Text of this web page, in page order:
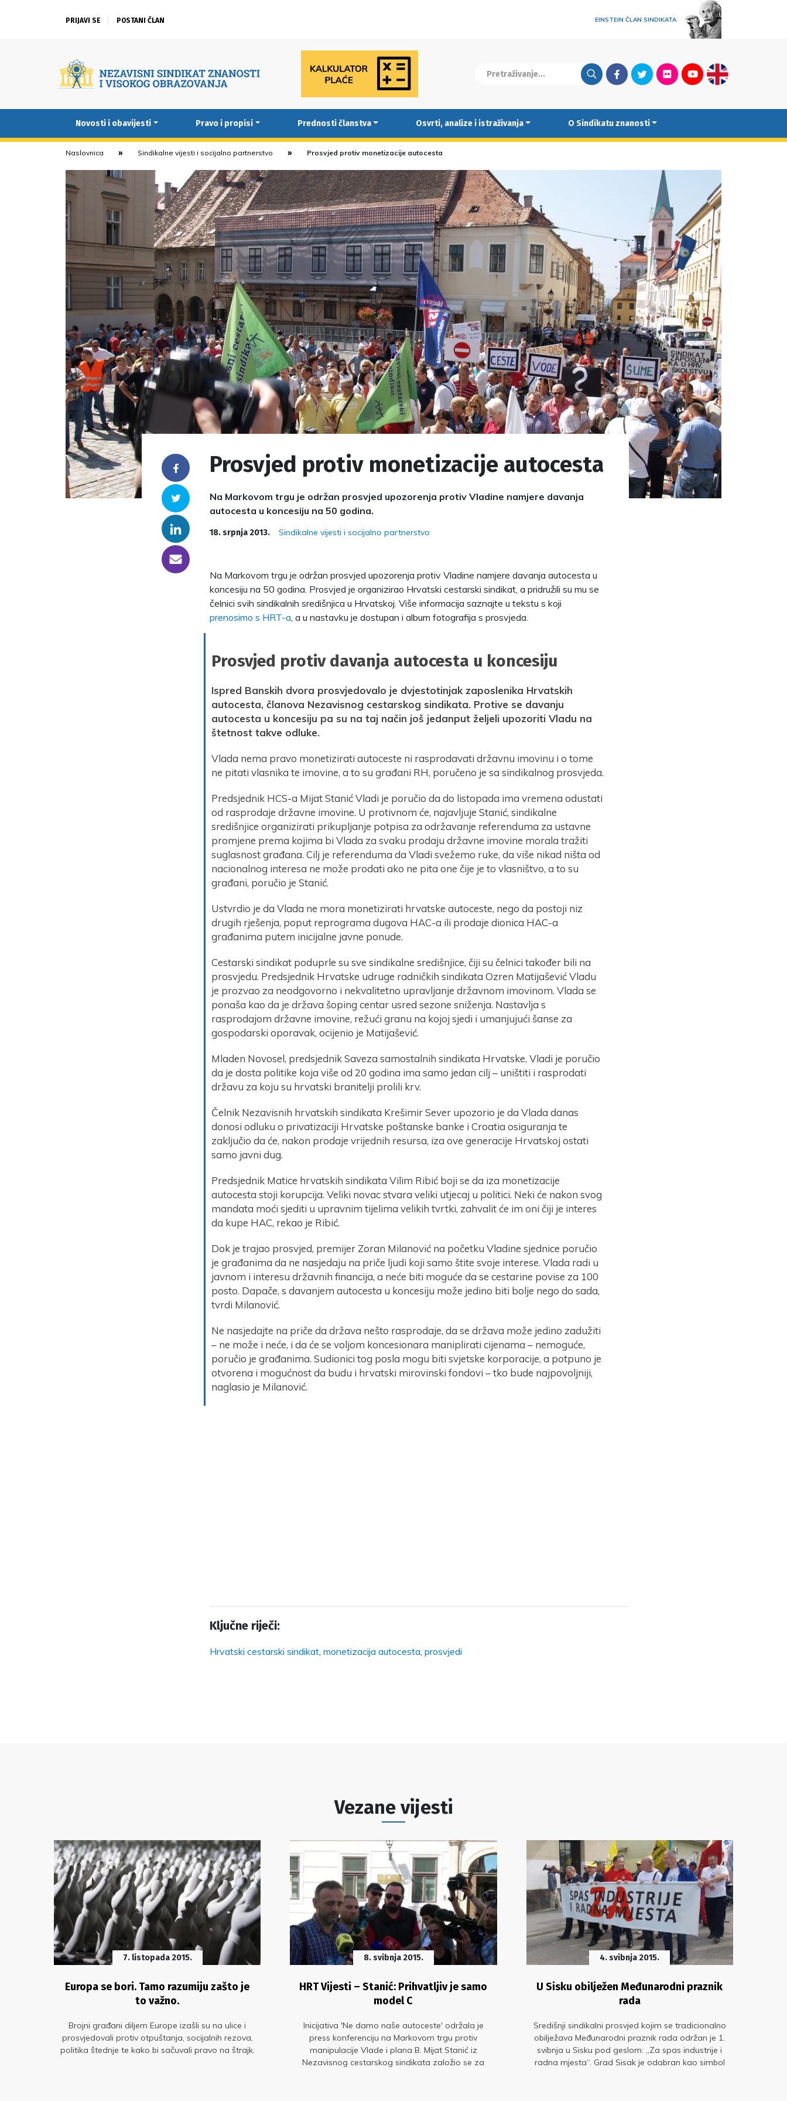
PRIJAVI SE POSTANI ČLAN EINSTEIN ČLAN SINDIKATA
FacebookTwitterFlickrYoutubeEnglish
Novosti i obavijesti Pravo i propisi Prednosti članstva Osvrti, analize i istraživanja O Sindikatu znanosti
Naslovnica Sindikalne vijesti i socijalno partnerstvo Prosvjed protiv monetizacije autocesta
Facebook
Twitter
Linkedin
someone@yoursite.com
Prosvjed protiv monetizacije autocesta
Na Markovom trgu je održan prosvjed upozorenja protiv Vladine namjere davanja
autocesta u koncesiju na 50 godina.
18. srpnja 2013. Sindikalne vijesti i socijalno partnerstvo
Na Markovom trgu je održan prosvjed upozorenja protiv Vladine namjere davanja autocesta u
koncesiju na 50 godina. Prosvjed je organizirao Hrvatski cestarski sindikat, a pridružili su mu se
čelnici svih sindikalnih središnjica u Hrvatskoj. Više informacija saznajte u tekstu s koji
prenosimo s HRT-a, a u nastavku je dostupan i album fotografija s prosvjeda.
Prosvjed protiv davanja autocesta u koncesiju
Ispred Banskih dvora prosvjedovalo je dvjestotinjak zaposlenika Hrvatskih
autocesta, članova Nezavisnog cestarskog sindikata. Protive se davanju
autocesta u koncesiju pa su na taj način još jedanput željeli upozoriti Vladu na
štetnost takve odluke.
Vlada nema pravo monetizirati autoceste ni rasprodavati državnu imovinu i o tome
ne pitati vlasnika te imovine, a to su građani RH, poručeno je sa sindikalnog prosvjeda.
Predsjednik HCS-a Mijat Stanić Vladi je poručio da do listopada ima vremena odustati
od rasprodaje državne imovine. U protivnom će, najavljuje Stanić, sindikalne
središnjice organizirati prikupljanje potpisa za održavanje referenduma za ustavne
promjene prema kojima bi Vlada za svaku prodaju državne imovine morala tražiti
suglasnost građana. Cilj je referenduma da Vladi svežemo ruke, da više nikad ništa od
nacionalnog interesa ne može prodati ako ne pita one čije je to vlasništvo, a to su
građani, poručio je Stanić.
Ustvrdio je da Vlada ne mora monetizirati hrvatske autoceste, nego da postoji niz
drugih rješenja, poput reprograma dugova HAC-a ili prodaje dionica HAC-a
građanima putem inicijalne javne ponude.
Cestarski sindikat poduprle su sve sindikalne središnjice, čiji su čelnici također bili na
prosvjedu. Predsjednik Hrvatske udruge radničkih sindikata Ozren Matijašević Vladu
je prozvao za neodgovorno i nekvalitetno upravljanje državnom imovinom. Vlada se
ponaša kao da je država šoping centar usred sezone sniženja. Nastavlja s
rasprodajom državne imovine, režući granu na kojoj sjedi i umanjujući šanse za
gospodarski oporavak, ocijenio je Matijašević.
Mladen Novosel, predsjednik Saveza samostalnih sindikata Hrvatske, Vladi je poručio
da je dosta politike koja više od 20 godina ima samo jedan cilj – uništiti i rasprodati
državu za koju su hrvatski branitelji prolili krv.
Čelnik Nezavisnih hrvatskih sindikata Krešimir Sever upozorio je da Vlada danas
donosi odluku o privatizaciji Hrvatske poštanske banke i Croatia osiguranja te
zaključio da će, nakon prodaje vrijednih resursa, iza ove generacije Hrvatskoj ostati
samo javni dug.
Predsjednik Matice hrvatskih sindikata Vilim Ribić boji se da iza monetizacije
autocesta stoji korupcija. Veliki novac stvara veliki utjecaj u politici. Neki će nakon svog
mandata moći sjediti u upravnim tijelima velikih tvrtki, zahvalit će im oni čiji je interes
da kupe HAC, rekao je Ribić.
Dok je trajao prosvjed, premijer Zoran Milanović na početku Vladine sjednice poručio
je građanima da ne nasjedaju na priče ljudi koji samo štite svoje interese. Vlada radi u
javnom i interesu državnih financija, a neće biti moguće da se cestarine povise za 100
posto. Dapače, s davanjem autocesta u koncesiju može jedino biti bolje nego do sada,
tvrdi Milanović.
Ne nasjedajte na priče da država nešto rasprodaje, da se država može jedino zadužiti
– ne može i neće, i da će se voljom koncesionara maniplirati cijenama – nemoguće,
poručio je građanima. Sudionici tog posla mogu biti svjetske korporacije, a potpuno je
otvorena i mogućnost da budu i hrvatski mirovinski fondovi – tko bude najpovoljniji,
naglasio je Milanović.
Ključne riječi:
Hrvatski cestarski sindikat, monetizacija autocesta, prosvjedi
Vezane vijesti
7. listopada 2015.
Europa se bori. Tamo razumiju zašto je
to važno.
Brojni građani diljem Europe izašli su na ulice i
prosvjedovali protiv otpuštanja, socijalnih rezova,
politika štednje te kako bi sačuvali pravo na štrajk.
8. svibnja 2015.
HRT Vijesti – Stanić: Prihvatljiv je samo
model C
Inicijativa 'Ne damo naše autoceste' održala je
press konferenciju na Markovom trgu protiv
manipulacije Vlade i plana B. Mijat Stanić iz
Nezavisnog cestarskog sindikata založio se za
4. svibnja 2015.
U Sisku obilježen Međunarodni praznik
rada
Središnji sindikalni prosvjed kojim se tradicionalno
obilježava Međunarodni praznik rada održan je 1.
svibnja u Sisku pod geslom: „Za spas industrije i
radna mjesta“. Grad Sisak je odabran kao simbol